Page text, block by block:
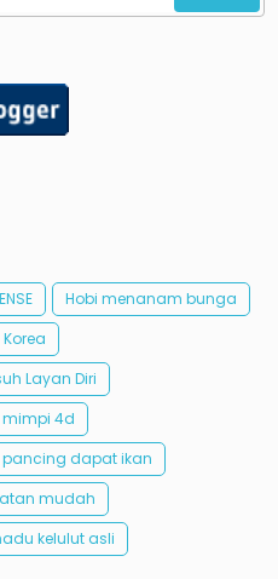
Hobi menanam bunga
Layan Diri
4d
dapat ikan
mudah
kelulut asli